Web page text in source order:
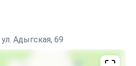
ул. Адыгская, 69